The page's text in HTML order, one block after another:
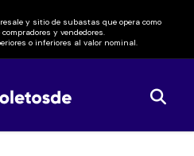
y sitio de subastas que opera como
y vendedores.
o inferiores al valor nominal.